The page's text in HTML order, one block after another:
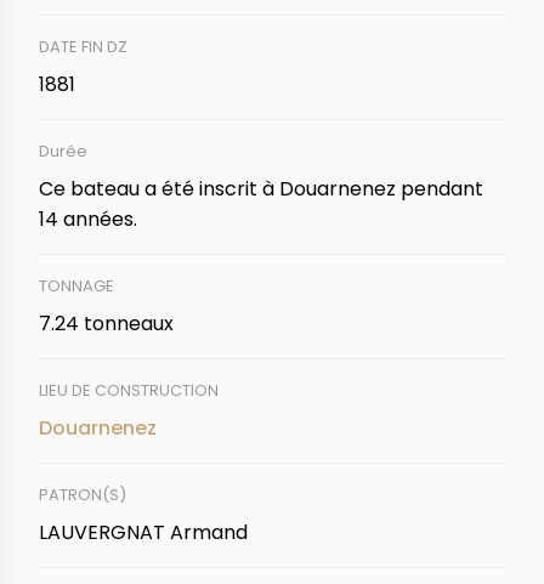
DATE FIN DZ
1881
Durée
Ce bateau a été inscrit à Douarnenez pendant
14 années.
TONNAGE
7.24 tonneaux
LIEU DE CONSTRUCTION
Douarnenez
PATRON(S)
LAUVERGNAT Armand